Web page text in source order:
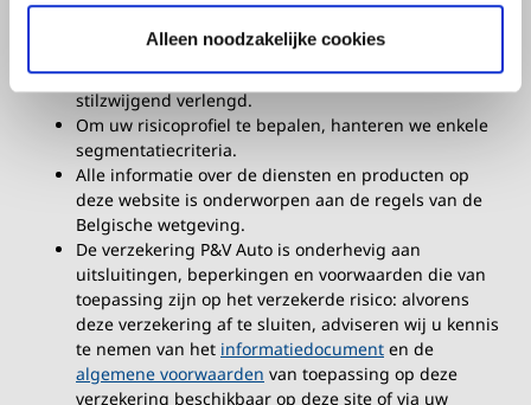
Alleen noodzakelijke cookies
Wettelijk Vermelding
Het contract voor deze verzekering wordt afgesloten
voor een periode van één jaar en wordt elk jaar
stilzwijgend verlengd.
Om uw risicoprofiel te bepalen, hanteren we enkele
segmentatiecriteria.
Alle informatie over de diensten en producten op
deze website is onderworpen aan de regels van de
Belgische wetgeving.
De verzekering P&V Auto is onderhevig aan
uitsluitingen, beperkingen en voorwaarden die van
toepassing zijn op het verzekerde risico: alvorens
deze verzekering af te sluiten, adviseren wij u kennis
te nemen van het informatiedocument en de
algemene voorwaarden van toepassing op deze
verzekering beschikbaar op deze site of via uw